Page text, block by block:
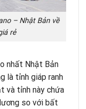
– Nhật Bản về
rẻ
nhất Nhật Bản
là tỉnh giáp ranh
và tỉnh này chứa
so với bất